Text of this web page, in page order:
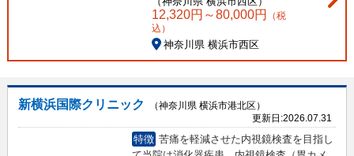
12,320円～80,000円
（税
込）
神奈川県 横浜市西区
新横浜国際クリニック
（神奈川県 横浜市港北区）
更新日:2026.07.31
特徴 苦痛を軽減させた内視鏡検査を目指し